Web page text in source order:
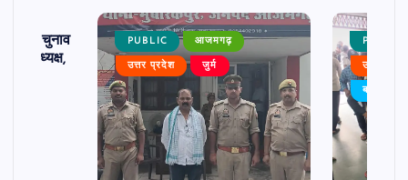
का चुनाव
बने अध्यक्ष,
PUBLIC आजमगढ़
उत्तर प्रदेश जुर्म
PUBLIC
उत्तर
बड़ी खबर